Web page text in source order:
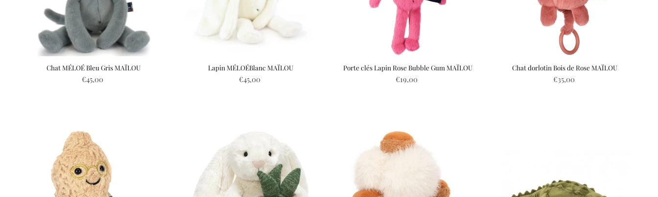
Chat MÉLOÉ Bleu Gris MAÏLOU
€45,00
Lapin MÉLOÉBlanc MAÏLOU
€45,00
Porte clés Lapin Rose Bubble Gum MAÏLOU
€19,00
Chat dorlotin Bois de Rose MAÏLOU
€35,00